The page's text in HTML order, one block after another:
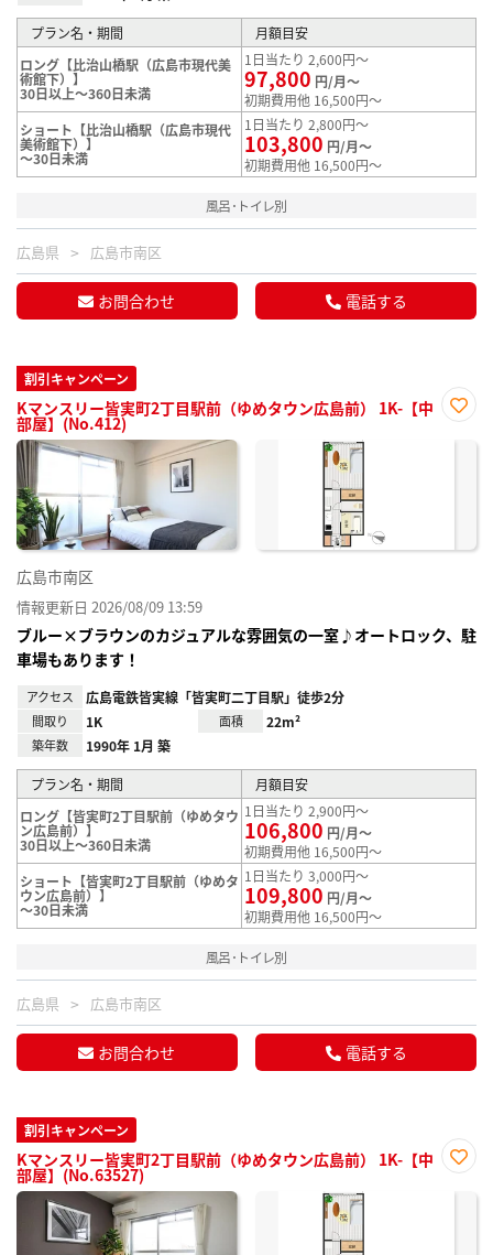
プラン名・期間
月額目安
ロング【比治山橋駅（広島市現代美
術館下）】
30日以上～360日未満
1日当たり 2,600円～
97,800 円/月～
初期費用他 16,500円～
ショート【比治山橋駅（広島市現代
美術館下）】
～30日未満
1日当たり 2,800円～
103,800 円/月～
初期費用他 16,500円～
風呂･トイレ別
広島県 広島市南区
お問合わせ 電話する
割引キャンペーン
Kマンスリー皆実町2丁目駅前（ゆめタウン広島前） 1K-【中
部屋】(No.412)
に入
広島市南区
情報更新日 2026/08/09 13:59
ブルー×ブラウンのカジュアルな雰囲気の一室♪オートロック、駐
車場もあります！
アクセス 広島電鉄皆実線「皆実町二丁目駅」徒歩2分
間取り 1K 面積 22m²
築年数 1990年 1月 築
プラン名・期間
月額目安
ロング【皆実町2丁目駅前（ゆめタウ
ン広島前）】
30日以上～360日未満
1日当たり 2,900円～
106,800 円/月～
初期費用他 16,500円～
ショート【皆実町2丁目駅前（ゆめタ
ウン広島前）】
～30日未満
1日当たり 3,000円～
109,800 円/月～
初期費用他 16,500円～
風呂･トイレ別
広島県 広島市南区
お問合わせ 電話する
割引キャンペーン
Kマンスリー皆実町2丁目駅前（ゆめタウン広島前） 1K-【中
部屋】(No.63527)
に入